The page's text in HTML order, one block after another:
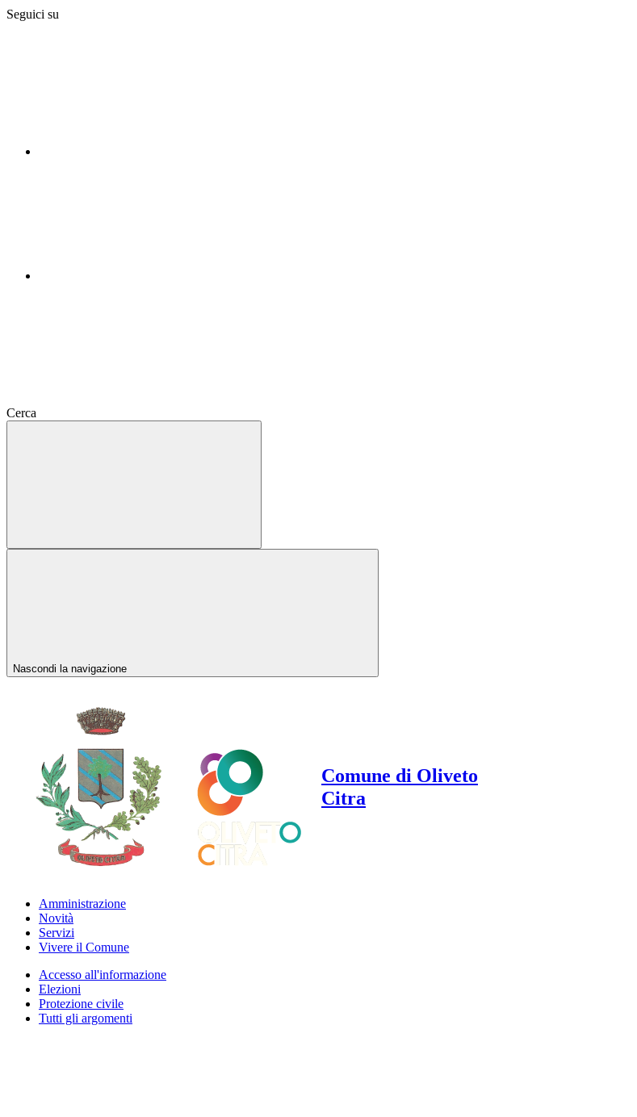
Seguici su
Cerca
Nascondi la navigazione
Comune di Oliveto
Citra
Amministrazione
Novità
Servizi
Vivere il Comune
Accesso all'informazione
Elezioni
Protezione civile
Tutti gli argomenti